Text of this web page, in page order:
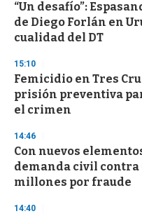
o
n
“Un desafío”:
de Diego Forlán en
cualidad del DT
15:10
Femicidio en Tres
prisión preventiva
el crimen
14:46
Con nuevos
demanda civil contra
millones por fraude
14:40